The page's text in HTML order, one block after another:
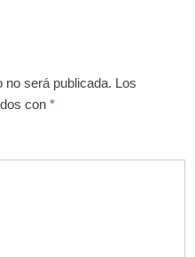
no será publicada. Los
con*